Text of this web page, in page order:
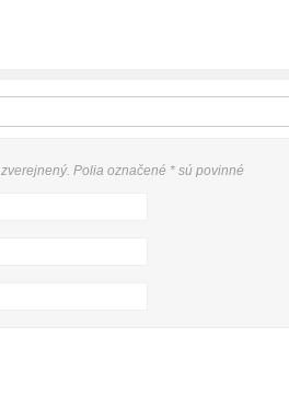
zverejnený. Polia označené * sú povinné